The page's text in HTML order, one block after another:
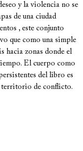
y la violencia no se
de una ciudad
, este conjunto
que como una simple
hacia zonas donde el
El cuerpo como
del libro es
territorio de conflicto.